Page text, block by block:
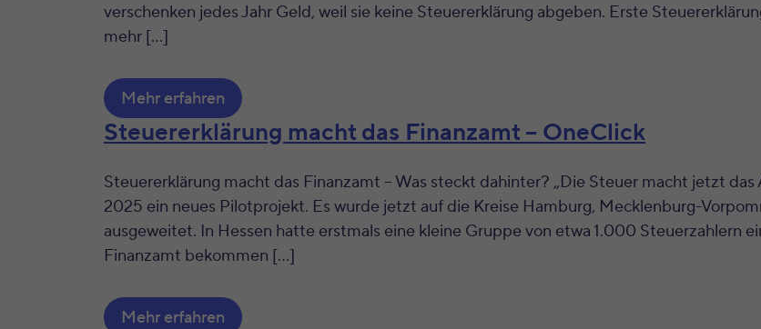
verschenken jedes Jahr Geld, weil sie keine Steuererklärung abgeben. Erste
mehr […]
Mehr erfahren
Steuererklärung macht das Finanzamt – OneClick
Steuererklärung macht das Finanzamt – Was steckt dahinter? „Die Steuer macht jetzt
2025 ein neues Pilotprojekt. Es wurde jetzt auf die Kreise Hamburg, Mecklenburg-
ausgeweitet. In Hessen hatte erstmals eine kleine Gruppe von etwa 1.000 Steuerzahlern
Finanzamt bekommen […]
Mehr erfahren